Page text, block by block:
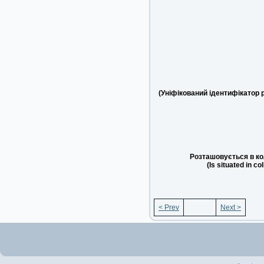
(Уніфікований ідентифікатор
Розташовується в
(Is situated in
< Prev Next >